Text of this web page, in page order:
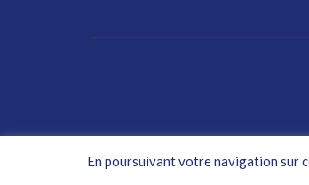
En poursuivant votre navigation sur